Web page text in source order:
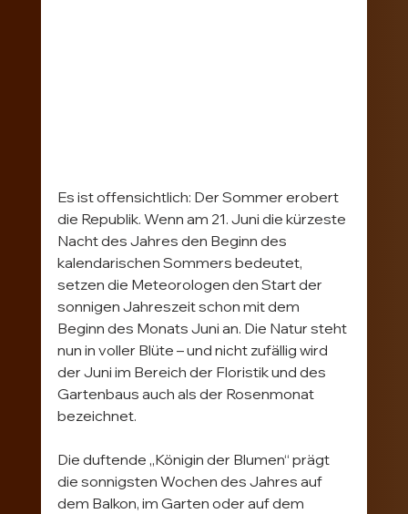
Es ist offensichtlich: Der Sommer erobert
die Republik. Wenn am 21. Juni die kürzeste
Nacht des Jahres den Beginn des
kalendarischen Sommers bedeutet,
setzen die Meteorologen den Start der
sonnigen Jahreszeit schon mit dem
Beginn des Monats Juni an. Die Natur steht
nun in voller Blüte – und nicht zufällig wird
der Juni im Bereich der Floristik und des
Gartenbaus auch als der Rosenmonat
bezeichnet.
Die duftende „Königin der Blumen“ prägt
die sonnigsten Wochen des Jahres auf
dem Balkon, im Garten oder auf dem